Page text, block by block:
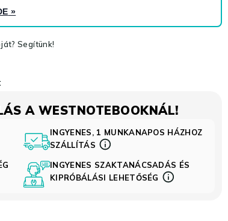
»
Segítünk!
A WESTNOTEBOOKNÁL!
INGYENES, 1 MUNKANAPOS HÁZHOZ
SZÁLLÍTÁS
INGYENES SZAKTANÁCSADÁS ÉS
KIPRÓBÁLÁSI LEHETŐSÉG